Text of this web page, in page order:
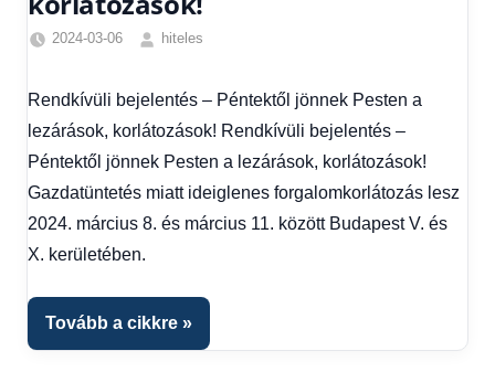
2024-03-06
hiteles
hírek,
Gazdaság,
Hitel
fórum
Rendkívüli bejelentés – Péntektől jönnek Pesten a
lezárások, korlátozások! Rendkívüli bejelentés –
Péntektől jönnek Pesten a lezárások, korlátozások!
Gazdatüntetés miatt ideiglenes forgalomkorlátozás lesz
2024. március 8. és március 11. között Budapest V. és
X. kerületében.
Tovább a cikkre